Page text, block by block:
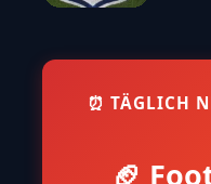
⏰ TÄGLICH
🏈